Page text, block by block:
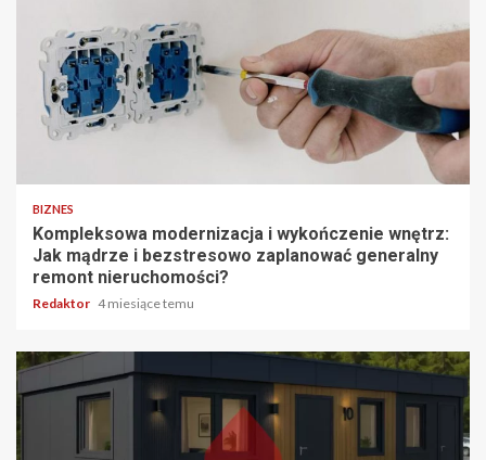
BIZNES
Kompleksowa modernizacja i wykończenie wnętrz:
Jak mądrze i bezstresowo zaplanować generalny
remont nieruchomości?
Redaktor 4 miesiące temu